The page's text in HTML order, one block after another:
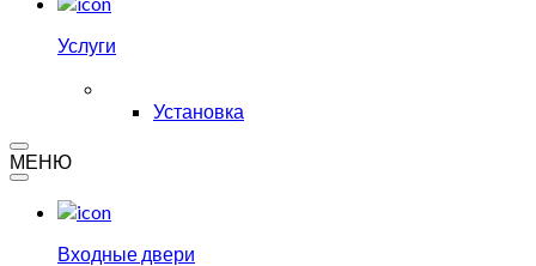
Услуги
Установка
МЕНЮ
Входные двери